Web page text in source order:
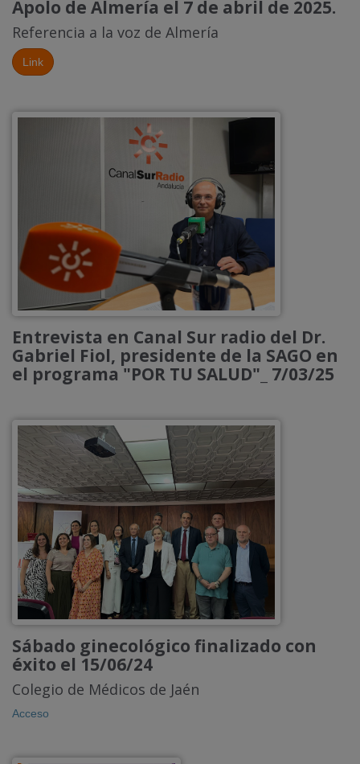
Apolo de Almería el 7 de abril de 2025.
Referencia a la voz de Almería
Link
Entrevista en Canal Sur radio del Dr.
Gabriel Fiol, presidente de la SAGO en
el programa "POR TU SALUD"_ 7/03/25
Sábado ginecológico finalizado con
éxito el 15/06/24
Colegio de Médicos de Jaén
Acceso